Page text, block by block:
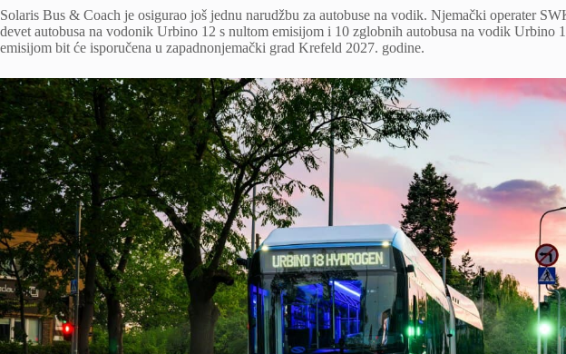
Solaris Bus & Coach je osigurao još jednu narudžbu za autobuse na vodik. Njemački operater
devet autobusa na vodonik Urbino 12 s nultom emisijom i 10 zglobnih autobusa na vodik Urbino
emisijom bit će isporučena u zapadnonjemački grad Krefeld 2027. godine.